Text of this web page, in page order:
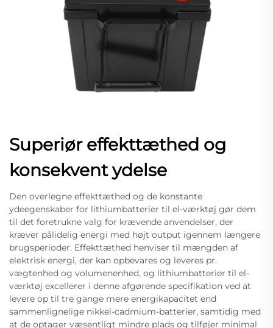
Superiør effekttæthed og
konsekvent ydelse
Den overlegne effekttæthed og de konstante
ydeegenskaber for lithiumbatterier til el-værktøj gør dem
til det foretrukne valg for krævende anvendelser, der
kræver pålidelig energi med højt output igennem længere
brugsperioder. Effekttæthed henviser til mængden af
elektrisk energi, der kan opbevares og leveres pr.
vægtenhed og volumenenhed, og lithiumbatterier til el-
værktøj excellerer i denne afgørende specifikation ved at
levere op til tre gange mere energikapacitet end
sammenlignelige nikkel-cadmium-batterier, samtidig med
at de optager væsentligt mindre plads og tilføjer minimal